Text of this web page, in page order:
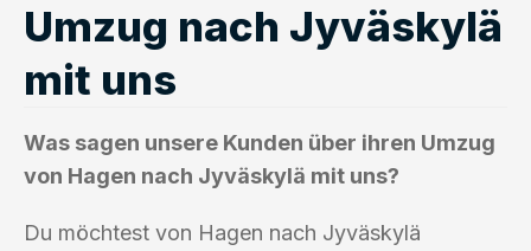
Umzug nach Jyväskylä
mit uns
Was sagen unsere Kunden über ihren Umzug
von Hagen nach Jyväskylä mit uns?
Du möchtest von Hagen nach Jyväskylä